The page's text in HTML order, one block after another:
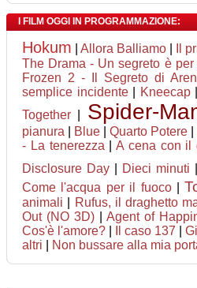
I FILM OGGI IN PROGRAMMAZIONE:
Hokum |Allora Balliamo Il
The Drama - Un segreto è per
Frozen 2 - Il Segreto di
semplice incidente| Kneecap|
Together
Spider-
pianura Blue |Quarto Potere
- La tenerezza |A cena con il
Disclosure Day
Dieci minuti
Come l'acqua per il fuoco|
animali
Rufus, il draghetto
Out (NO 3D)
Agent of
Cos'è l'amore?
Il caso 137
altri
Non bussare alla mia